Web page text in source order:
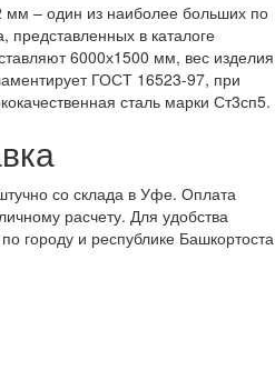
мм – один из наиболее больших по
представленных в каталоге
6000х1500 мм, вес
ГОСТ 16523-97, при
сталь марки Ст3сп5.
со склада в Уфе. Оплата
расчету. Для удобства
городу и республике